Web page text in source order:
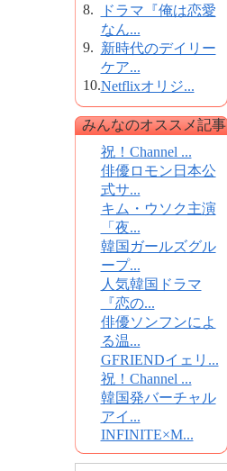
8.
ドラマ『俺は恋愛
なん...
9. 新時代のデイリー
ケア...
10.Netflixオリジ...
みんなのオススメ記事
祝！Channel ...
俳優ロモン日本公
式サ...
キム・ウソク主演
「夜...
韓国ガールズグル
ープ...
人気韓国ドラマ
『恋の...
俳優ソンフンによ
る温...
GFRIENDイェリ...
祝！Channel ...
韓国発バーチャル
アイ...
INFINITE×M...